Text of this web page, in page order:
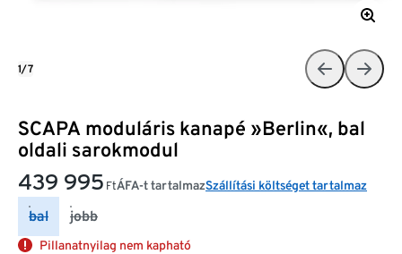
SCAPA moduláris kanapé »Berlin«, bal
oldali sarokmodul
439 995 FtÁFA-t tartalmazSzállítási költséget tartalmaz
bal jobb
Pillanatnyilag nem kapható
1/7